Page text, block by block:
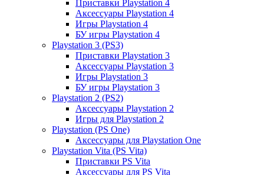
Приставки Playstation 4
Аксессуары Playstation 4
Игры Playstation 4
БУ игры Playstation 4
Playstation 3 (PS3)
Приставки Playstation 3
Аксессуары Playstation 3
Игры Playstation 3
БУ игры Playstation 3
Playstation 2 (PS2)
Аксессуары Playstation 2
Игры для Playstation 2
Playstation (PS One)
Аксессуары для Playstation One
Playstation Vita (PS Vita)
Приставки PS Vita
Аксессуары для PS Vita